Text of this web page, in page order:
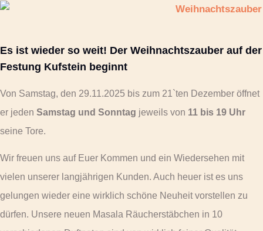
Es ist wieder so weit! Der Weihnachtszauber auf der
Festung Kufstein beginnt
Von Samstag, den 29.11.2025 bis zum 21`ten Dezember öffnet
er jeden Samstag und Sonntag jeweils von 11 bis 19 Uhr
seine Tore.
Wir freuen uns auf Euer Kommen und ein Wiedersehen mit
vielen unserer langjährigen Kunden. Auch heuer ist es uns
gelungen wieder eine wirklich schöne Neuheit vorstellen zu
dürfen. Unsere neuen Masala Räucherstäbchen in 10